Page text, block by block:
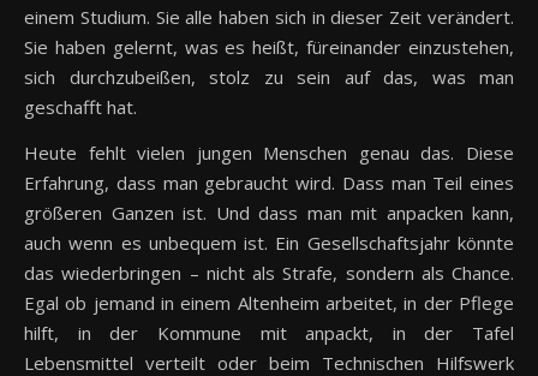
einem Studium. Sie alle haben sich in dieser Zeit verändert.
Sie haben gelernt, was es heißt, füreinander einzustehen,
sich durchzubeißen, stolz zu sein auf das, was man
geschafft hat.
Heute fehlt vielen jungen Menschen genau das. Diese
Erfahrung, dass man gebraucht wird. Dass man Teil eines
größeren Ganzen ist. Und dass man mit anpacken kann,
auch wenn es unbequem ist. Ein Gesellschaftsjahr könnte
das wiederbringen – nicht als Strafe, sondern als Chance.
Egal ob jemand in einem Altenheim arbeitet, in der Pflege
hilft, in der Kommune mit anpackt, in der Tafel
Lebensmittel verteilt oder beim Technischen Hilfswerk